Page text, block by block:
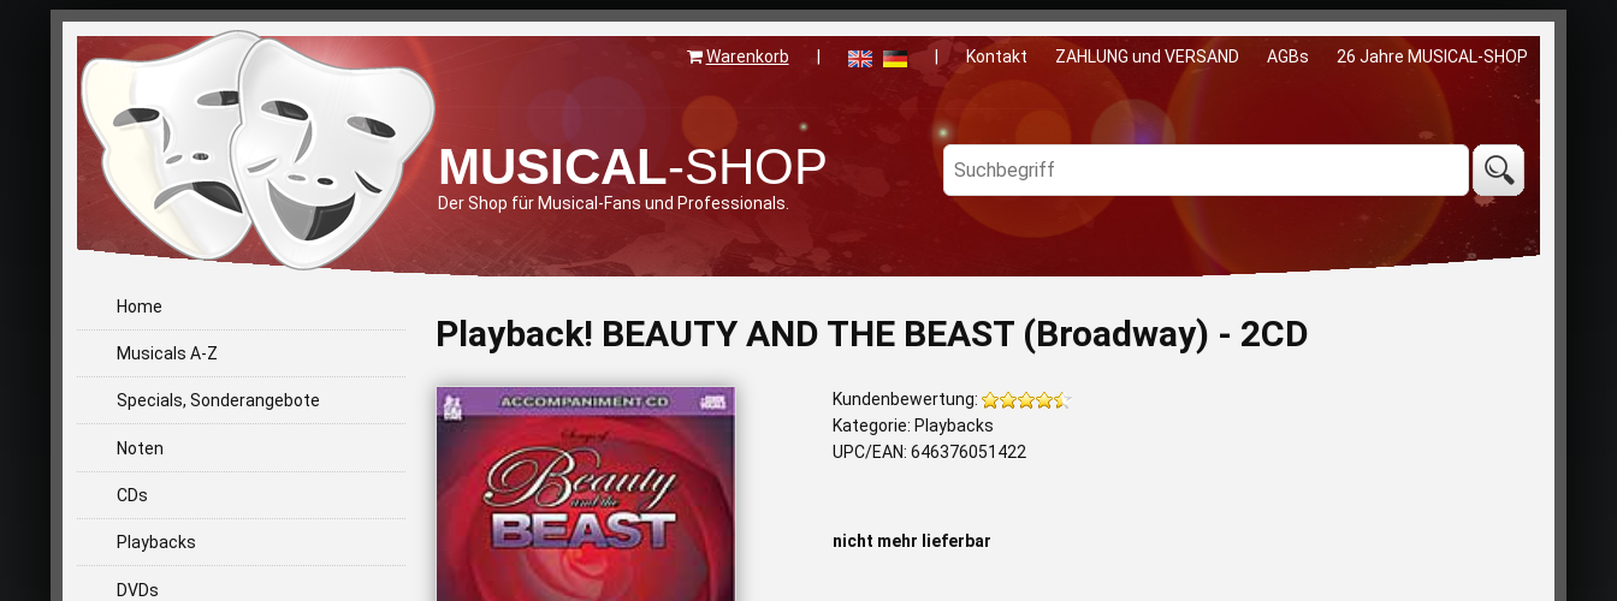
MUSICAL-SHOP
Warenkorb Kontakt ZAHLUNG und VERSAND AGBs 26 Jahre MUSICAL-SHOP
Der Shop für Musical-Fans und Professionals.
Home
Musicals A-Z
Specials, Sonderangebote
Noten
CDs
Playbacks
DVDs
Playback! BEAUTY AND THE BEAST (Broadway) - 2CD
Kundenbewertung:
Kategorie: Playbacks
UPC/EAN: 646376051422
nicht mehr lieferbar